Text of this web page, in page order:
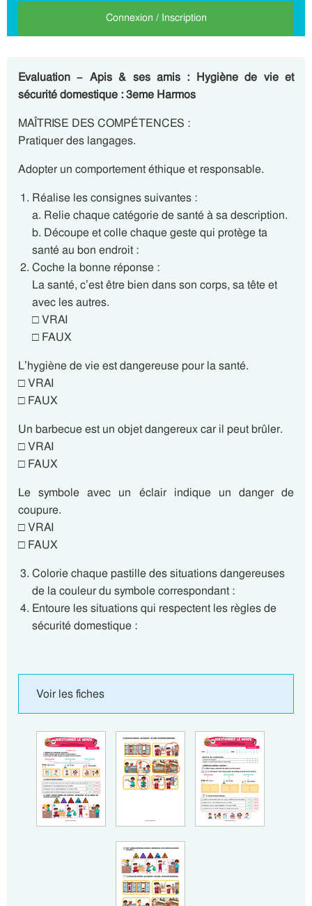
Connexion / Inscription
Evaluation – Apis & ses amis : Hygiène de vie et
sécurité domestique : 3eme Harmos
MAÎTRISE DES COMPÉTENCES :
Pratiquer des langages.
Adopter un comportement éthique et responsable.
Réalise les consignes suivantes :
a. Relie chaque catégorie de santé à sa description.
b. Découpe et colle chaque geste qui protège ta
santé au bon endroit :
Coche la bonne réponse :
La santé, c’est être bien dans son corps, sa tête et
avec les autres.
□ VRAI
□ FAUX
L’hygiène de vie est dangereuse pour la santé.
□ VRAI
□ FAUX
Un barbecue est un objet dangereux car il peut brûler.
□ VRAI
□ FAUX
Le symbole avec un éclair indique un danger de
coupure.
□ VRAI
□ FAUX
Colorie chaque pastille des situations dangereuses
de la couleur du symbole correspondant :
Entoure les situations qui respectent les règles de
sécurité domestique :
Voir les fiches